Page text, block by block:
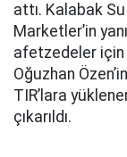
attı. Kalabak
Marketler’in
afetzedeler için
Oğuzhan
TIR’lara
çıkarıldı.